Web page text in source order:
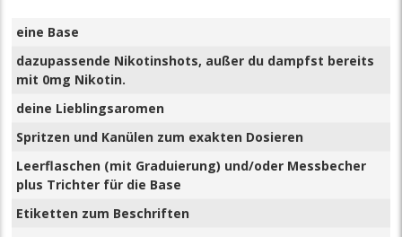
eine Base
dazupassende Nikotinshots, außer du dampfst bereits
mit 0mg Nikotin.
deine Lieblingsaromen
Spritzen und Kanülen zum exakten Dosieren
Leerflaschen (mit Graduierung) und/oder Messbecher
plus Trichter für die Base
Etiketten zum Beschriften